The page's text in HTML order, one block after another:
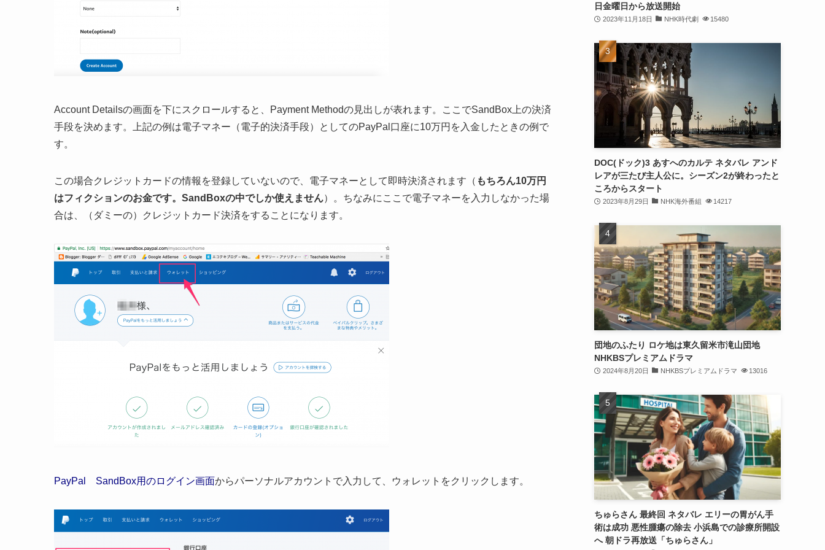
Account Detailsの画面を下にスクロールすると、Payment Methodの見出しが表れます。ここでSandBox上の決済
手段を決めます。上記の例は電子マネー（電子的決済手段）としてのPayPal口座に10万円を入金したときの例で
す。
この場合クレジットカードの情報を登録していないので、電子マネーとして即時決済されます（ もちろん10万円
はフィクションのお金です。SandBoxの中でしか使えません）。ちなみにここで電子マネーを入力しなかった場
合は、（ダミーの）クレジットカード決済をすることになります。
PayPal SandBox用のログイン画面からパーソナルアカウントで入力して、ウォレットをクリックします。
日金曜日から放送開始
2023年11月18日 NHK時代劇 15480
DOC(ドック)3 あすへのカルテ ネタバレ アンド
レアが三たび主人公に。シーズン2が終わったと
ころからスタート
2023年8月29日 NHK海外番組 14217
団地のふたり ロケ地は東久留米市滝山団地
NHKBSプレミアムドラマ
2024年8月20日 NHKBSプレミアムドラマ 13016
ちゅらさん 最終回 ネタバレ エリーの胃がん手
術は成功 悪性腫瘍の除去 小浜島での診療所開設
へ 朝ドラ再放送「ちゅらさん」